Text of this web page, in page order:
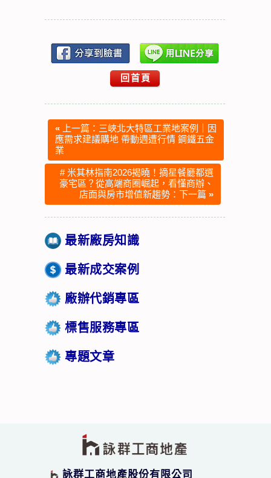
回首頁
« 上一篇：三峽北大特區工業地案例｜因
應需求建議購地 帶動週遭行情 鋼鐵五金
業
# 米其林指南2026揭曉！摘星餐廳都選
豪宅區？從高端商圈崛起，看懂商辦、
店面與房市增值新趨勢：下一篇 »
最新廠房知識
最新成交案例
廠辦代銷專區
標售服務專區
專題文章
詠群工商地產股份有限公司